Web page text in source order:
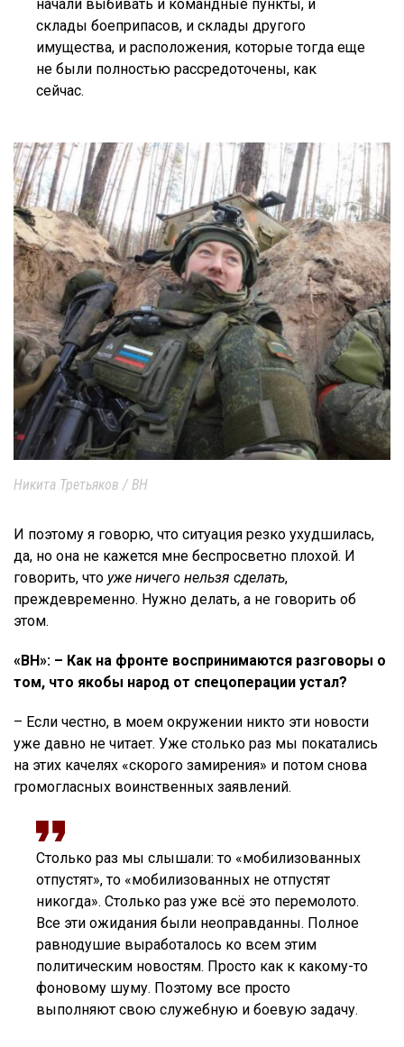
начали выбивать и командные пункты, и
склады боеприпасов, и склады другого
имущества, и расположения, которые тогда еще
не были полностью рассредоточены, как
сейчас.
Никита Третьяков / ВН
И поэтому я говорю, что ситуация резко ухудшилась,
да, но она не кажется мне беспросветно плохой. И
говорить, что уже ничего нельзя сделать,
преждевременно. Нужно делать, а не говорить об
этом.
«ВН»: – Как на фронте воспринимаются разговоры о
том, что якобы народ от спецоперации устал?
– Если честно, в моем окружении никто эти новости
уже давно не читает. Уже столько раз мы покатались
на этих качелях «скорого замирения» и потом снова
громогласных воинственных заявлений.
Столько раз мы слышали: то «мобилизованных
отпустят», то «мобилизованных не отпустят
никогда». Столько раз уже всё это перемолото.
Все эти ожидания были неоправданны. Полное
равнодушие выработалось ко всем этим
политическим новостям. Просто как к какому-то
фоновому шуму. Поэтому все просто
выполняют свою служебную и боевую задачу.